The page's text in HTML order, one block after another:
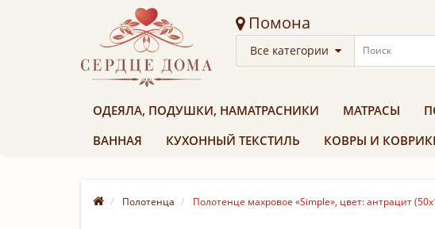
Помона
Все категории
ОДЕЯЛА, ПОДУШКИ, НАМАТРАСНИКИ МАТРАСЫ
ВАННАЯ
КУХОННЫЙ ТЕКСТИЛЬ КОВРЫ И
Полотенца Полотенце махровое «Simple», цвет: антрацит